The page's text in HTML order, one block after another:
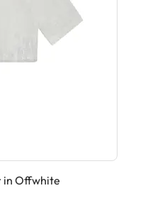
in Offwhite